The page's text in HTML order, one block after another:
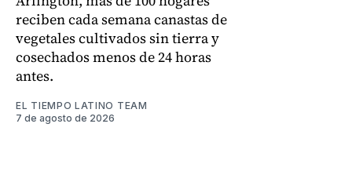
reciben cada semana canastas de
vegetales cultivados sin tierra y
cosechados menos de 24 horas
antes.
EL TIEMPO LATINO TEAM
7 de agosto de 2026